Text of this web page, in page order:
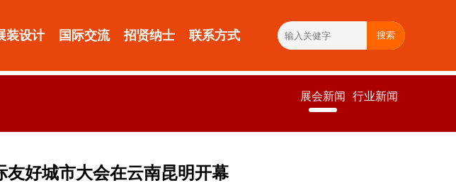
装设计 国际交流 招贤纳士 联系方式 搜索
展会新闻 行业新闻
好城市大会在云南昆明开幕